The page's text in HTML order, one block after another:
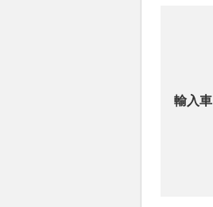
輸入車